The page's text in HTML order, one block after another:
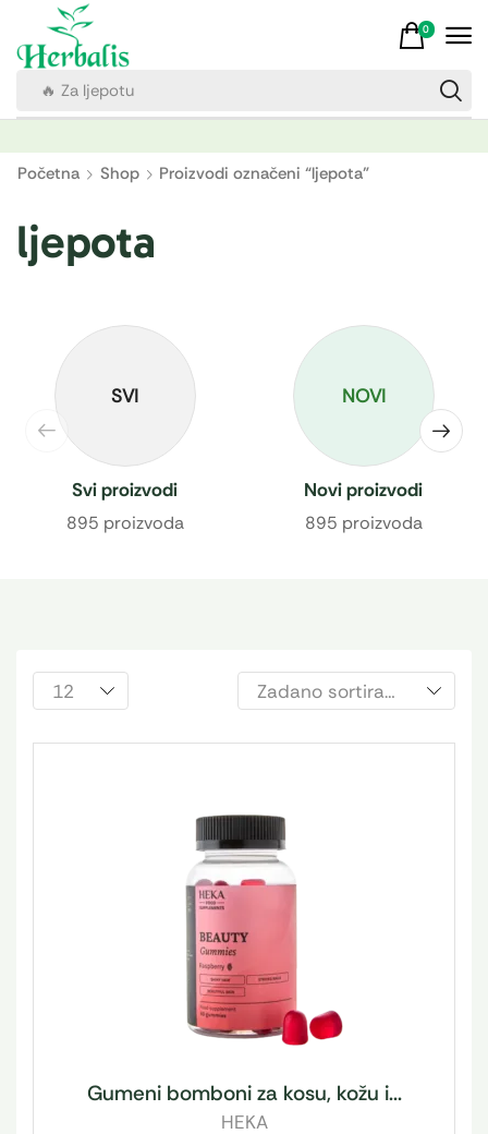
🔥 Za ljepotu
0
Početna Shop Proizvodi označeni “ljepota”
ljepota
SVI
Svi proizvodi
895 proizvoda
NOVI
Novi proizvodi
895 proizvoda
Gumeni bomboni za kosu, kožu i...
HEKA